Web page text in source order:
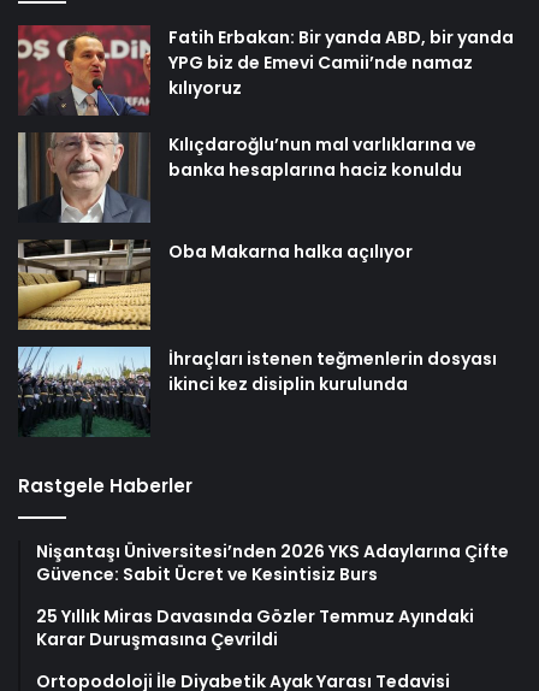
Fatih Erbakan: Bir yanda ABD, bir yanda
YPG biz de Emevi Camii’nde namaz
kılıyoruz
Kılıçdaroğlu’nun mal varlıklarına ve
banka hesaplarına haciz konuldu
Oba Makarna halka açılıyor
İhraçları istenen teğmenlerin dosyası
ikinci kez disiplin kurulunda
Rastgele Haberler
Nişantaşı Üniversitesi’nden 2026 YKS Adaylarına Çifte
Güvence: Sabit Ücret ve Kesintisiz Burs
25 Yıllık Miras Davasında Gözler Temmuz Ayındaki
Karar Duruşmasına Çevrildi
Ortopodoloji İle Diyabetik Ayak Yarası Tedavisi